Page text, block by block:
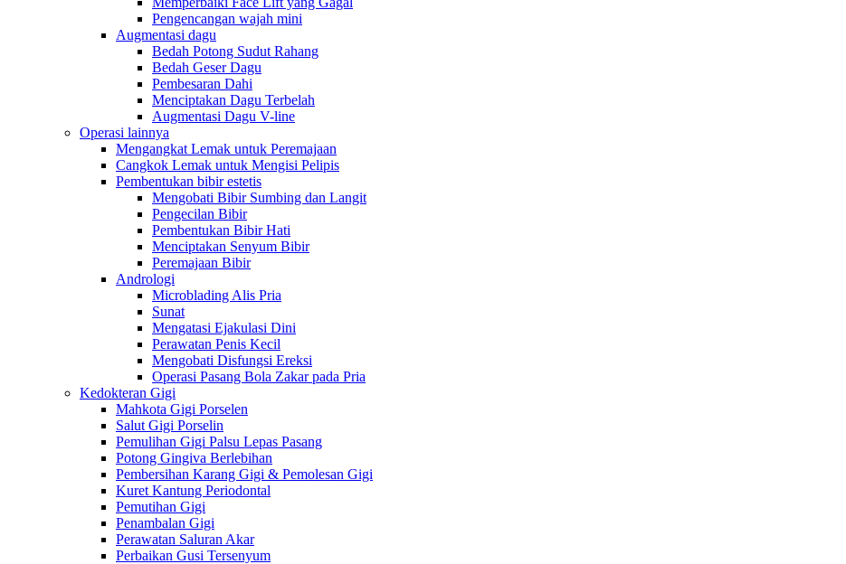
Pengencangan wajah mini
Augmentasi dagu
Bedah Potong Sudut Rahang
Bedah Geser Dagu
Pembesaran Dahi
Menciptakan Dagu Terbelah
Augmentasi Dagu V-line
Operasi lainnya
Mengangkat Lemak untuk Peremajaan
Cangkok Lemak untuk Mengisi Pelipis
Pembentukan bibir estetis
Mengobati Bibir Sumbing dan Langit
Pengecilan Bibir
Pembentukan Bibir Hati
Menciptakan Senyum Bibir
Peremajaan Bibir
Andrologi
Microblading Alis Pria
Sunat
Mengatasi Ejakulasi Dini
Perawatan Penis Kecil
Mengobati Disfungsi Ereksi
Operasi Pasang Bola Zakar pada Pria
Kedokteran Gigi
Mahkota Gigi Porselen
Salut Gigi Porselin
Pemulihan Gigi Palsu Lepas Pasang
Potong Gingiva Berlebihan
Pembersihan Karang Gigi & Pemolesan Gigi
Kuret Kantung Periodontal
Pemutihan Gigi
Penambalan Gigi
Perawatan Saluran Akar
Perbaikan Gusi Tersenyum